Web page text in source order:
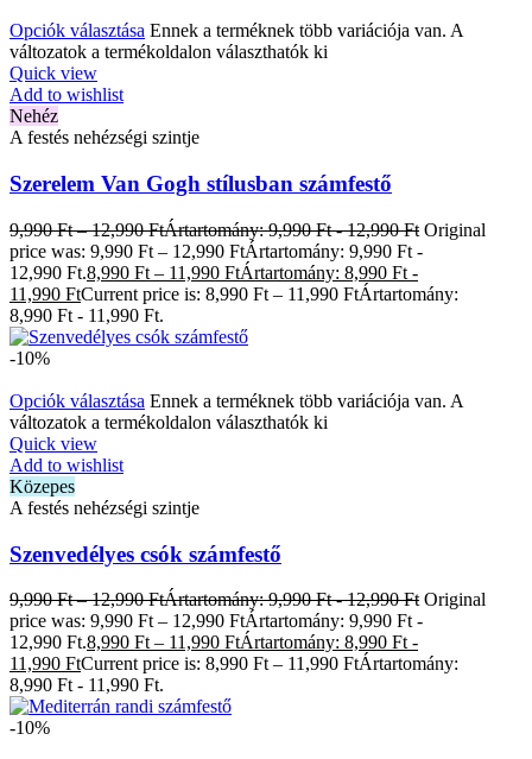
Opciók választása Ennek a terméknek több variációja van. A
változatok a termékoldalon választhatók ki
Quick view
Add to wishlist
Nehéz
A festés nehézségi szintje
Szerelem Van Gogh stílusban számfestő
9,990Ft – 12,990FtÁrtartomány: 9,990 Ft - 12,990 Ft Original
price was: 9,990 Ft – 12,990 FtÁrtartomány: 9,990 Ft -
12,990 Ft.8,990 Ft – 11,990 FtÁrtartomány: 8,990 Ft -
11,990 FtCurrent price is: 8,990 Ft – 11,990 FtÁrtartomány:
8,990 Ft - 11,990 Ft.
-10%
Opciók választása Ennek a terméknek több variációja van. A
változatok a termékoldalon választhatók ki
Quick view
Add to wishlist
Közepes
A festés nehézségi szintje
Szenvedélyes csók számfestő
9,990Ft – 12,990FtÁrtartomány: 9,990 Ft - 12,990 Ft Original
price was: 9,990 Ft – 12,990 FtÁrtartomány: 9,990 Ft -
12,990 Ft.8,990 Ft – 11,990 FtÁrtartomány: 8,990 Ft -
11,990 FtCurrent price is: 8,990 Ft – 11,990 FtÁrtartomány:
8,990 Ft - 11,990 Ft.
-10%